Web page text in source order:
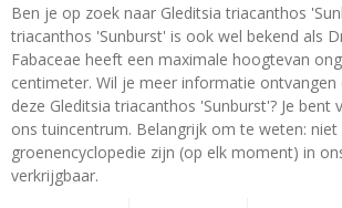
Ben je op zoek naar Gleditsia triacanthos
triacanthos 'Sunburst' is ook wel bekend als
Fabaceae heeft een maximale hoogtevan
centimeter. Wil je meer informatie
deze Gleditsia triacanthos 'Sunburst'? Je bent
ons tuincentrum. Belangrijk om te weten: niet
groenencyclopedie zijn (op elk moment) in
verkrijgbaar.